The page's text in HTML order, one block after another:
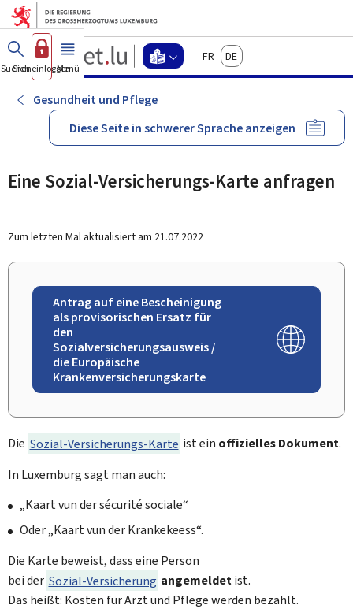
Zum Hauptmenü
Zum Inhalt
Guichet.lu
Sprache
Changer
d'espace
Menu
leichte
sprache
FrançaisDeutsch
Suchen
Sich einloggen
Menü Haupt-
Gesundheit und Pflege
Diese Seite in schwerer Sprache anzeigen
Eine Sozial-Versicherungs-Karte anfragen
Zum letzten Mal aktualisiert am 21.07.2022
Antrag auf eine Bescheinigung
als provisorischen Ersatz für
den
Sozialversicherungsausweis /
die Europäische
Krankenversicherungskarte
Die Sozial-Versicherungs-Karte ist ein offizielles Dokument.
In Luxemburg sagt man auch:
„Kaart vun der sécurité sociale“
Oder „Kaart vun der Krankekeess“.
Die Karte beweist, dass eine Person
bei der Sozial-Versicherung angemeldetist.
Das heißt: Kosten für Arzt und Pflege werden bezahlt.